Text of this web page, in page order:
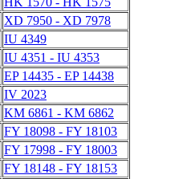
XD 7950 - XD 7978
IU 4349
IU 4351 - IU 4353
EP 14435 - EP 14438
IV 2023
KM 6861 - KM 6862
FY 18098 - FY 18103
FY 17998 - FY 18003
FY 18148 - FY 18153